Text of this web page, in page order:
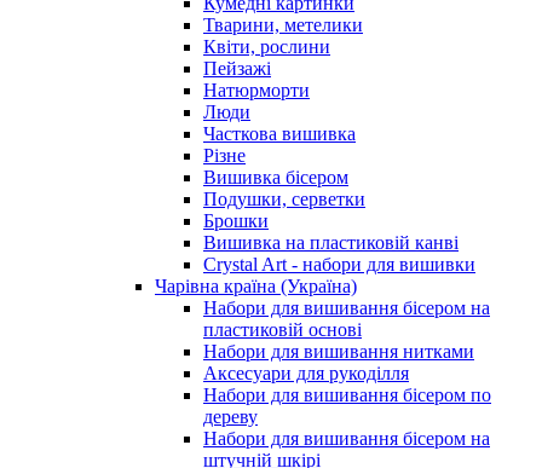
Тварини, метелики
Квіти, рослини
Пейзажі
Натюрморти
Люди
Часткова вишивка
Різне
Вишивка бісером
Подушки, серветки
Брошки
Вишивка на пластиковій канві
Crystal Art - набори для вишивки
Чарівна країна (Україна)
Набори для вишивання бісером на
пластиковій основі
Набори для вишивання нитками
Аксесуари для рукоділля
Набори для вишивання бісером по
дереву
Набори для вишивання бісером на
штучній шкірі